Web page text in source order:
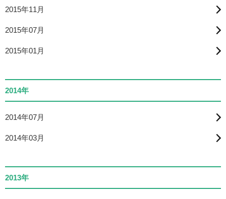
2015年11月
2015年07月
2015年01月
2014年
2014年07月
2014年03月
2013年